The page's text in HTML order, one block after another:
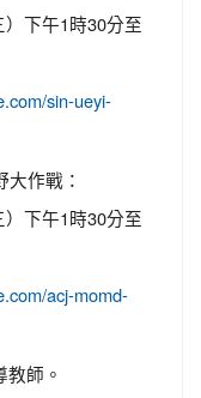
下午1時30分至
sin-ueyi-
作戰：
下午1時30分至
acj-momd-
師。